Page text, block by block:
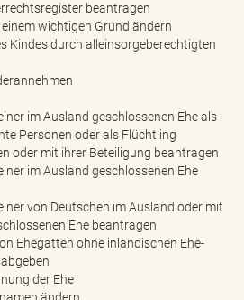
beantragen
wichtigen Grund ändern
Kindes durch alleinsorgeberechtigten
im Ausland geschlossenen Ehe als
Personen oder als Flüchtling
oder mit ihrer Beteiligung beantragen
im Ausland geschlossenen Ehe
von Deutschen im Ausland oder mit
Ehe beantragen
Ehegatten ohne inländischen Ehe-
der Ehe